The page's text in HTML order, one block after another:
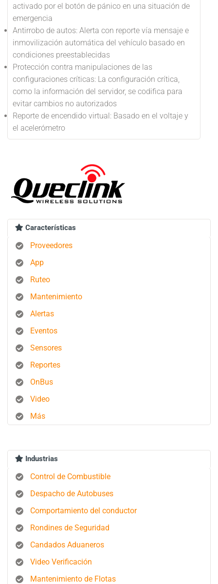
activado por el botón de pánico en una situación de
emergencia
Antirrobo de autos: Alerta con reporte vía mensaje e
inmovilización automática del vehículo basado en
condiciones preestablecidas
Protección contra manipulaciones de las
configuraciones críticas: La configuración crítica,
como la información del servidor, se codifica para
evitar cambios no autorizados
Reporte de encendido virtual: Basado en el voltaje y
el acelerómetro
Características
Proveedores
App
Ruteo
Mantenimiento
Alertas
Eventos
Sensores
Reportes
OnBus
Video
Más
Industrias
Control de Combustible
Despacho de Autobuses
Comportamiento del conductor
Rondines de Seguridad
Candados Aduaneros
Video Verificación
Mantenimiento de Flotas